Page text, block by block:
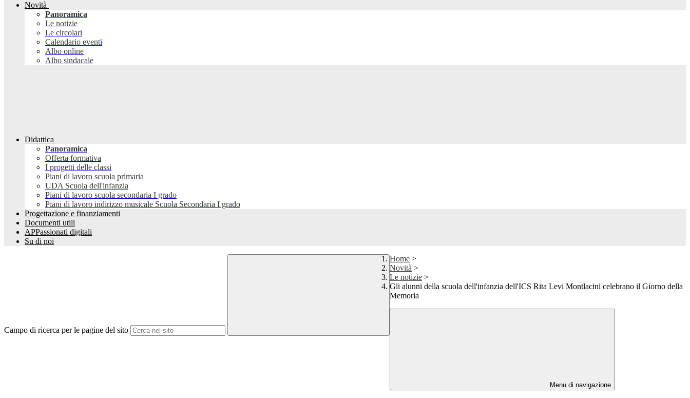
Novità
Panoramica
Le notizie
Le circolari
Calendario eventi
Albo online
Albo sindacale
Didattica
Panoramica
Offerta formativa
I progetti delle classi
Piani di lavoro scuola primaria
UDA Scuola dell'infanzia
Piani di lavoro scuola secondaria I grado
Piani di lavoro indirizzo musicale Scuola Secondaria I grado
Progettazione e finanziamenti
Documenti utili
APPassionati digitali
Su di noi
Campo di ricerca per le pagine del sito
Home >
Novità >
Le notizie >
Gli alunni della scuola dell'infanzia dell'ICS Rita Levi Montlacini celebrano il Giorno della
Memoria
Menu di navigazione